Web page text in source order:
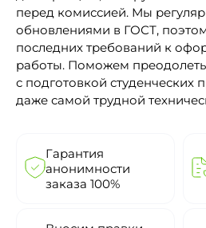
перед комиссией. Мы
обновлениями в ГОСТ,
последних требований к
работы. Поможем
с подготовкой студенческих
даже самой трудной
Гарантия
анонимности
заказа 100%